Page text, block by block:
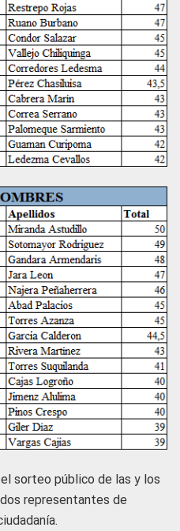
sorteo público de las y los
representantes de